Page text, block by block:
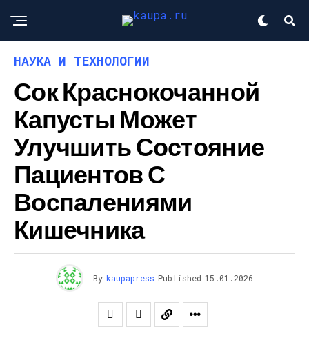
НАУКА И ТЕХНОЛОГИИ
Сок Краснокочанной
Капусты Может
Улучшить Состояние
Пациентов С
Воспалениями
Кишечника
By kaupapress Published 15.01.2026